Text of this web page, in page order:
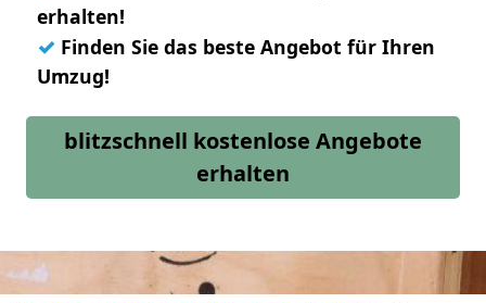
erhalten!
✓ Finden Sie das beste Angebot für Ihren
Umzug!
blitzschnell kostenlose Angebote
erhalten